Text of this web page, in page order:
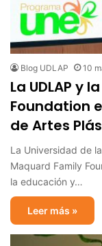
Blog UDLAP 10
La UDLAP y
Foundation
de Artes
La Universidad de
Maquard Family
la educación y…
Leer más »